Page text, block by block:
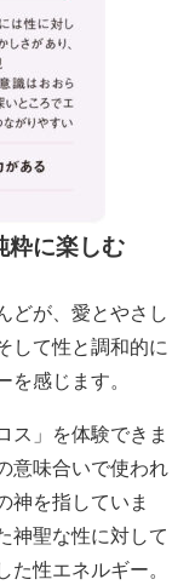
粋に楽しむ
どが、愛とやさし
して性と調和的に
を感じます。
ス」を体験できま
意味合いで使われ
神を指していま
神聖な性に対して
た性エネルギー。